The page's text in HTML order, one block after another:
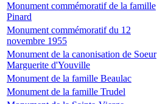
Monument commémoratif de la famille
Pinard
Monument commémoratif du 12
novembre 1955
Monument de la canonisation de Soeur
Marguerite d'Youville
Monument de la famille Beaulac
Monument de la famille Trudel